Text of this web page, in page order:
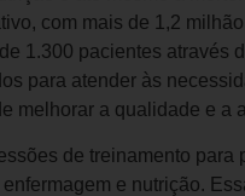
com mais de 1,2
1.300 pacientes através
para atender às
melhorar a qualidade e a
de treinamento
e nutrição.